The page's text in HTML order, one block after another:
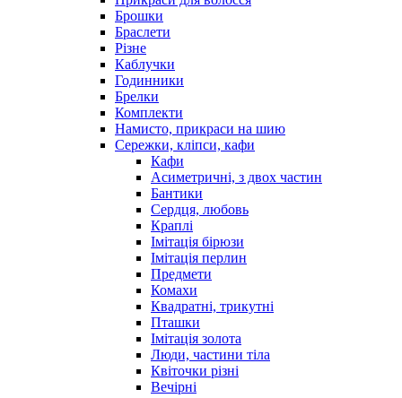
Брошки
Браслети
Різне
Каблучки
Годинники
Брелки
Комплекти
Намисто, прикраси на шию
Сережки, кліпси, кафи
Кафи
Асиметричні, з двох частин
Бантики
Сердця, любовь
Краплі
Імітація бірюзи
Імітація перлин
Предмети
Комахи
Квадратні, трикутні
Пташки
Імітація золота
Люди, частини тіла
Квіточки різні
Вечірні